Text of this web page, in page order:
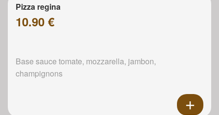
Pizza regina
10.90 €
Base sauce tomate, mozzarella, jambon,
champignons